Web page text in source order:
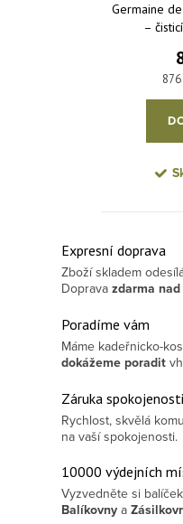
Germaine
–
Ovládací prvky výpisu
Expresní doprava
Zboží skladem
Doprava zdarma
Poradíme vám
Máme kadeřnicko-
dokážeme poradit
Záruka spokojenosti
Rychlost, skvělá
na vaší spokojenosti.
10000 výdejních
Vyzvedněte si
Balíkovny a